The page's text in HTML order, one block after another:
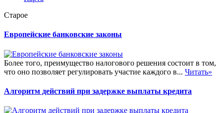
Старое
Европейские банковские законы
Более того, преимущество налогового решения состоит в том,
что оно позволяет регулировать участие каждого в... Читать»
Алгоритм действий при задержке выплаты кредита